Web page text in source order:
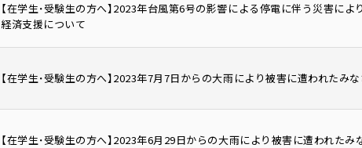
【在学生・受験生の方へ】2023年台風第6号の影響による停電に伴う災害に
経済支援について
【在学生・受験生の方へ】2023年7月7日からの大雨により被害に遭われたみ
【在学生・受験生の方へ】2023年6月29日からの大雨により被害に遭われた